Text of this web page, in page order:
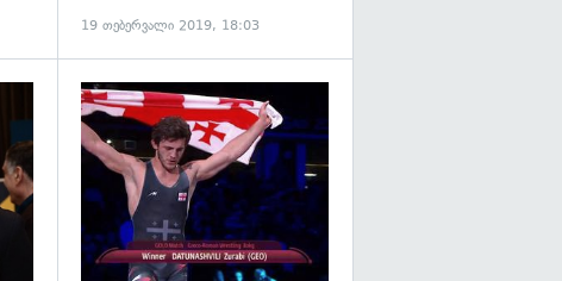
19 თებერვალი 2019, 18:03
გადახედვა